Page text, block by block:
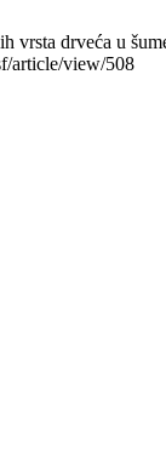
vrsta drveća u
article/view/508